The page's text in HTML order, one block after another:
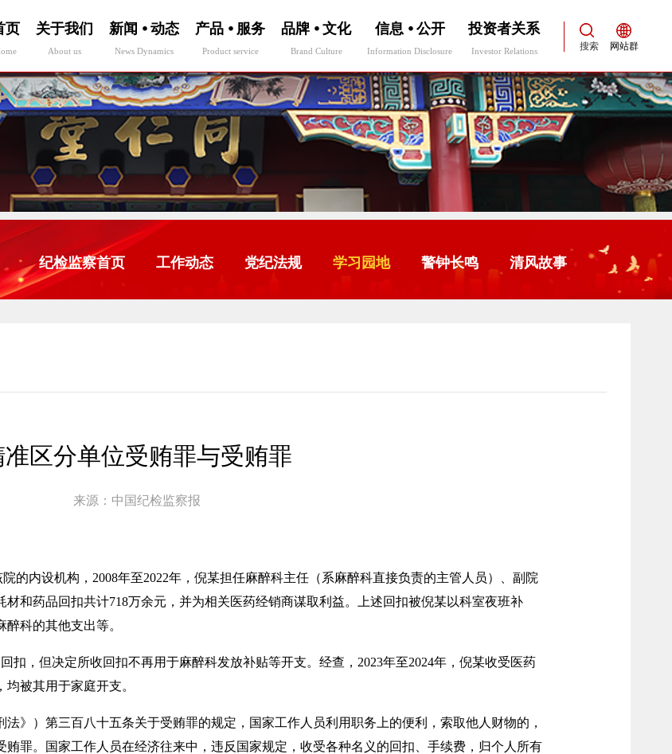
页 关于我们
About us
新闻 ⦁ 动态
News Dynamics
产品 ⦁ 服务
Product service
品牌 ⦁ 文化
Brand Culture
信息 ⦁ 公开
Information Disclosure
投资者关系
Investor Relations 搜索 网站群
纪检监察首页 工作动态 党纪法规 学习园地 警钟长鸣 清风故事
准区分单位受贿罪与受贿罪
来源：中国纪检监察报
的内设机构，2008年至2022年，倪某担任麻醉科主任（系麻醉科直接负责的主管人员）、副院
和药品回扣共计718万余元，并为相关医药经销商谋取利益。上述回扣被倪某以科室夜班补
科的其他支出等。
扣，但决定所收回扣不再用于麻醉科发放补贴等开支。经查，2023年至2024年，倪某收受医药
被其用于家庭开支。
》）第三百八十五条关于受贿罪的规定，国家工作人员利用职务上的便利，索取他人财物的，
罪。国家工作人员在经济往来中，违反国家规定，收受各种名义的回扣、手续费，归个人所有